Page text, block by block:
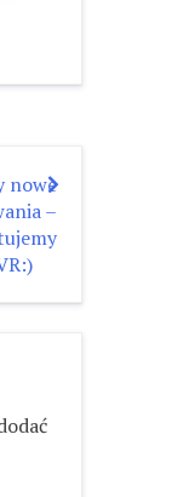
nowe
–